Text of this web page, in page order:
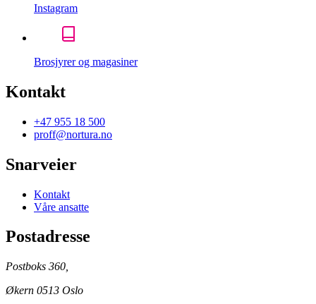
Instagram
Brosjyrer og magasiner
Kontakt
+47 955 18 500
proff@nortura.no
Snarveier
Kontakt
Våre ansatte
Postadresse
Postboks 360,
Økern 0513 Oslo